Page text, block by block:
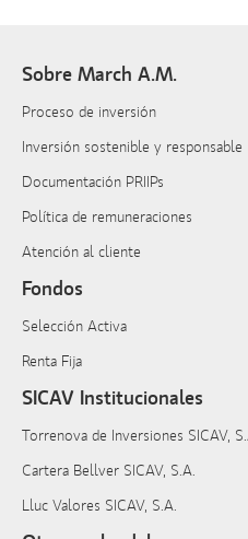
Sobre March A.M.
Proceso de inversión
Inversión sostenible y responsable
Documentación PRIIPs
Política de remuneraciones
Atención al cliente
Fondos
Selección Activa
Renta Fija
SICAV Institucionales
Torrenova de Inversiones SICAV,
Cartera Bellver SICAV, S.A.
Lluc Valores SICAV, S.A.